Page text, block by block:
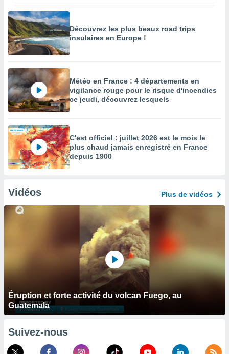
Découvrez les plus beaux road trips
insulaires en Europe !
Météo en France : 4 départements en
vigilance rouge pour le risque d'incendies
ce jeudi, découvrez lesquels
C'est officiel : juillet 2026 est le mois le
plus chaud jamais enregistré en France
depuis 1900
Vidéos Plus de vidéos
Éruption et forte activité du volcan Fuego, au
Guatemala
Suivez-nous